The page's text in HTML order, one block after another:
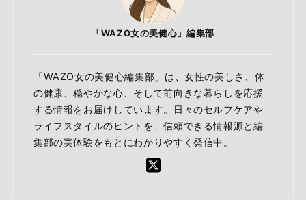
「WAZO女の美健心」編集部
「WAZO女の美健心編集部」は、女性の美しさ、体
の健康、穏やかな心、そして前向きな暮らしを応援
する情報をお届けしています。日々のセルフケアや
ライフスタイルのヒントを、信頼できる情報源と編
集部の実体験をもとにわかりやすく発信中。